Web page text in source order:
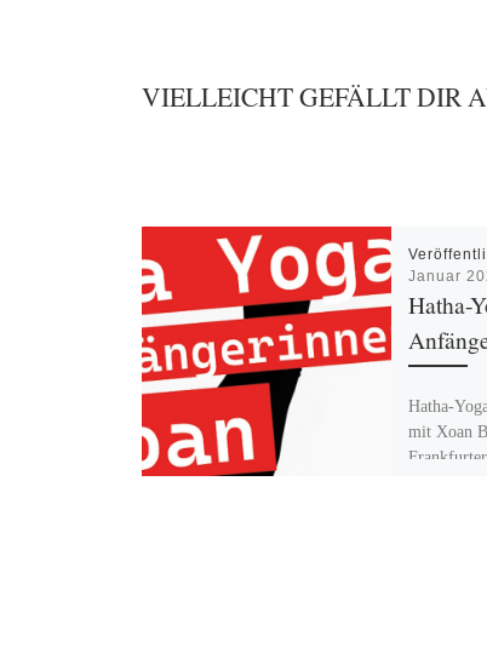
VIELLEICHT GEFÄLLT DIR
Januar
Hatha-
Hatha-
mit Xoan